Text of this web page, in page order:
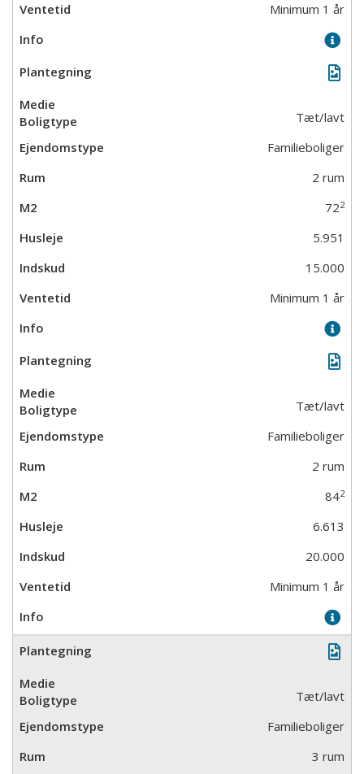
Minimum 1 år
Tæt/lavt
Familieboliger
2 rum
722
5.951
15.000
Minimum 1 år
Tæt/lavt
Familieboliger
2 rum
842
6.613
20.000
Minimum 1 år
Tæt/lavt
Familieboliger
3 rum